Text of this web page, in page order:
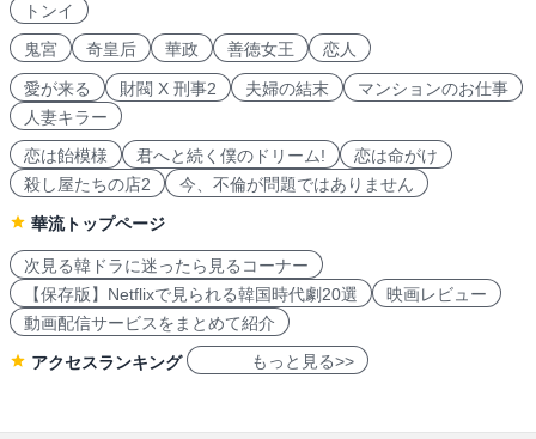
トンイ
鬼宮
奇皇后 華政 善徳女王 恋人
愛が来る 財閥 X 刑事2 夫婦の結末
マンションのお仕事
人妻キラー
恋は飴模様
君へと続く僕のドリーム!
恋は命がけ
殺し屋たちの店2
今、不倫が問題ではありません
華流トップページ
次見る韓ドラに迷ったら見るコーナー
【保存版】Netflixで見られる韓国時代劇20選
映画レビュー
動画配信サービスをまとめて紹介
アクセスランキング もっと見る>>